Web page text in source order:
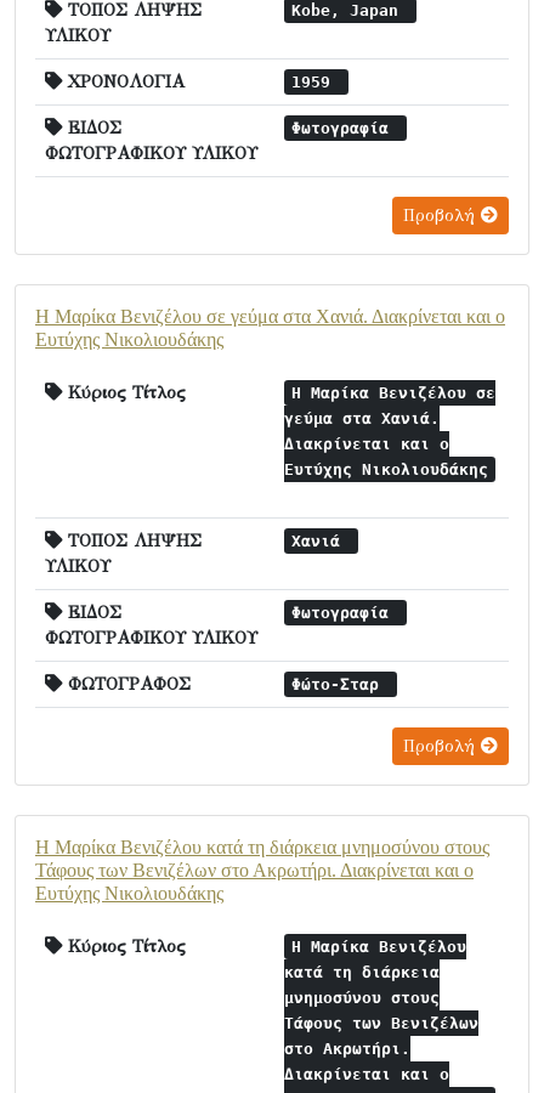
ΤΟΠΟΣ ΛΗΨΗΣ
ΥΛΙΚΟΥ
Kobe, Japan
ΧΡΟΝΟΛΟΓΙΑ 1959
ΕΙΔΟΣ
ΦΩΤΟΓΡΑΦΙΚΟΥ ΥΛΙΚΟΥ
Φωτογραφία
Προβολή
Η Μαρίκα Βενιζέλου σε γεύμα στα Χανιά. Διακρίνεται και ο
Ευτύχης Νικολιουδάκης
Κύριος Τίτλος
Η Μαρίκα Βενιζέλου σε
γεύμα στα Χανιά.
Διακρίνεται και ο
Ευτύχης Νικολιουδάκης
ΤΟΠΟΣ ΛΗΨΗΣ
ΥΛΙΚΟΥ
Χανιά
ΕΙΔΟΣ
ΦΩΤΟΓΡΑΦΙΚΟΥ ΥΛΙΚΟΥ
Φωτογραφία
ΦΩΤΟΓΡΑΦΟΣ Φώτο-Σταρ
Προβολή
Η Μαρίκα Βενιζέλου κατά τη διάρκεια μνημοσύνου στους
Τάφους των Βενιζέλων στο Ακρωτήρι. Διακρίνεται και ο
Ευτύχης Νικολιουδάκης
Κύριος Τίτλος
Η Μαρίκα Βενιζέλου
κατά τη διάρκεια
μνημοσύνου στους
Τάφους των Βενιζέλων
στο Ακρωτήρι.
Διακρίνεται και ο